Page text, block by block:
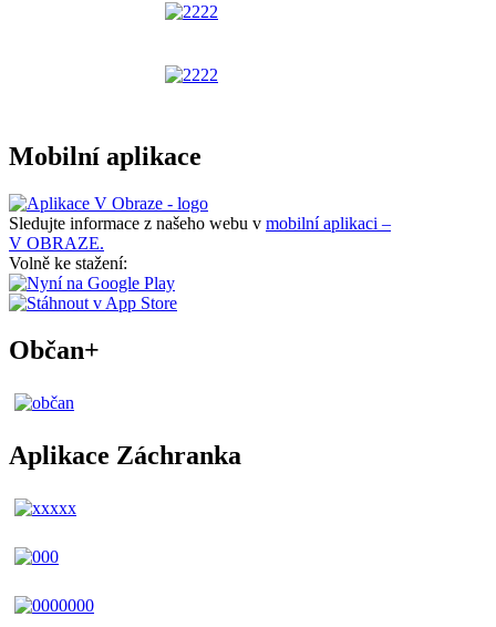
Mobilní aplikace
Sledujte informace z našeho webu v mobilní aplikaci –
V OBRAZE.
Volně ke stažení:
Občan+
Aplikace Záchranka